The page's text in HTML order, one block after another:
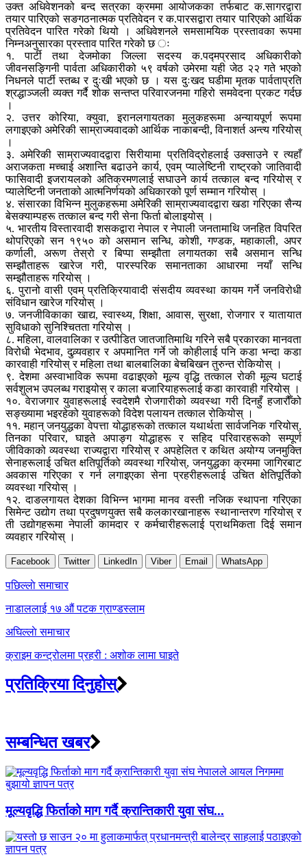
उक्त अधिवेशनको बन्द सत्रका क्रममा आयोजकका तर्फबाट क.सागरद्वारा
तयार पारिएको सङगठनात्मक प्रतिवेदन र क.पारसद्वारा तयार पारिएको आर्थिक
प्रतिवेदन पारित गरेको थियो । अधिवेशनले समसामयिक प्रस्तावका रूपमा
निम्नअनुसारका प्रस्ताव पारित गरेको छ ः
१. पार्टी तथा देजमोका जिल्ला सदस्य क.पद्मप्रसाद अधिकारीको
जीवनसङ्गिनी पार्वता अधिकारीको ५९ वर्षको उमेरमा यही जेठ २२ गते भएको
निधनले पार्टी स्तब्ध र दुःखी भएको छ । यस दुःखद घडीमा मृतक पार्वताप्रति
श्रद्धाञ्जली व्यक्त गर्दै शोक सन्तप्त परिवारजनमा गहिरो समवेदना प्रकट गर्दछ
।
२. उत्तर कोरिया, क्युवा, इरानलगायतका मुलुकहरूमा अन्यायपूर्ण रूपमा
लगाइएको अमेरिकी साम्राज्यवादको आर्थिक नाकाबन्दी, विनाशर्त अन्त्य गरियोस्
।
३. अमेरिकी साम्राज्यवादद्वारा सिरीयामा प्रतिविद्रोहलाई उक्साउने र त्यहाँ
अराजकता मच्चाई अशान्ति बढाउने कार्य, एवम् प्यालेष्टिनी राष्ट्रको जातिवादी
फासिवादी इजरायलको अतिक्रमणलाई सघाउने कार्य तत्काल बन्द गरियोस् र
प्यालेष्टिनी जनताको आत्मनिर्णयको अधिकारको पूर्ण सम्मान गरियोस् ।
४. संसारका विभिन्न मुलुकहरूमा अमेरिकी साम्राज्यवादद्वारा खडा गरिएका सैन्य
बेसक्याम्पहरू तत्काल बन्द गरी सेना फिर्ता बोलाइयोस् ।
५. भारतीय विस्तारवादी शसकद्वारा नेपाल र नेपाली जनतामाथि जनहित विपरित
थोपरिएको सन १९५० को असमान सन्धि, कोशी, गण्डक, महाकाली, अपर
कर्णाली, अरूण तेस्रो र बिप्पा सम्झौता लगायतका सबै असमान सन्धि
सम्झौताहरू खारेज गरी, पारस्परिक समानताका आधारमा नयाँ सन्धि
सम्झौताहरू गरियोस् ।
६. पुरानो वासी एवम् प्रतिक्रियावादी संसदीय व्यवस्था कायम गर्ने जनविरोधी
संविधान खारेज गरियोस् ।
७. जनजीविकाका खाद्य, स्वास्थ्य, शिक्षा, आवास, सुरक्षा, रोजगार र यातायात
सुविधाको सुनिश्चितता गरियोस् ।
८. महिला, वालवालिका र उत्पीडित जातजातिमाथि गरिने सबै प्रकारका मानवता
विरोधी भेदभाव, दुव्र्यवहार र अपमानित गर्ने जो कोहीलाई पनि कडा भन्दा कडा
कारवाही गरियोस् र महिला तथा बालबालिका बेचबिखन तुरुन्त रोकियोस् ।
९. देशमा अस्वाभाविक रूपमा वढाइएको मूल्य वृद्धि तत्काल रोकी मूल्य घटाई
सर्वशुलभ उपलब्ध गराइयोस् र काला बजारियाहरूलाई कडा कारवाही गरियोस् ।
१०. वेराजगार युवाहरूलाई स्वदेशमै रोजगारीको व्यवस्था गरी दिनहुँ हजारौँको
सङ्ख्यामा भइरहेको युवाहरूको विदेश पलायन तत्काल रोकियोस् ।
११. महान् जनयुद्धका वेपत्ता योद्धाहरूको तत्काल यथार्थता सार्वजनिक गरियोस्,
तिनका परिवार, घाइते अपाङ्ग योद्धाहरू र सहिद परिवारहरूको सम्पूर्ण
जीविकाको व्यवस्था राज्यद्वारा गरियोस् र अपहेलित र कथित अयोग्य जनमुक्ति
सेनाहरूलाई उचित क्षतिपूर्तिको व्यवस्था गरियोस्, जनयुद्धका क्रममा जागिरबाट
अवकास गरिएका र गर्न लगाइएका सेना प्रहरीहरूलाई उचित क्षेतिपूर्तिको
व्यवस्था गरियोस् ।
१२. दाङलगायत देशका विभिन्न भागमा मानव वस्ती नजिक स्थापना गरिएका
सिमेन्ट उद्योग तथा प्रदुषणयुक्त सबै कलकारखानाहरू स्थानान्तरण गरियोस् र
ती उद्योगहरूमा नेपाली कामदार र कर्मचारीहरूलाई प्राथमिकता दिई समान
व्यवहार गरियोस् ।
Facebook Twitter LinkedIn Viber Email WhatsApp
Post
navigation
पछिल्लाे समाचार
नाडाललाई १७ औं पटक ग्राण्डस्लाम
अघिल्लाे समाचार
क्राइम कन्ट्रोलमा प्रहरी : अशोक लामा घाइते
प्रतिक्रिया दिनुहोस्
सम्बन्धित खबर
मूल्यवृद्धि फिर्ताको माग गर्दै क्रान्तिकारी युवा संघ...